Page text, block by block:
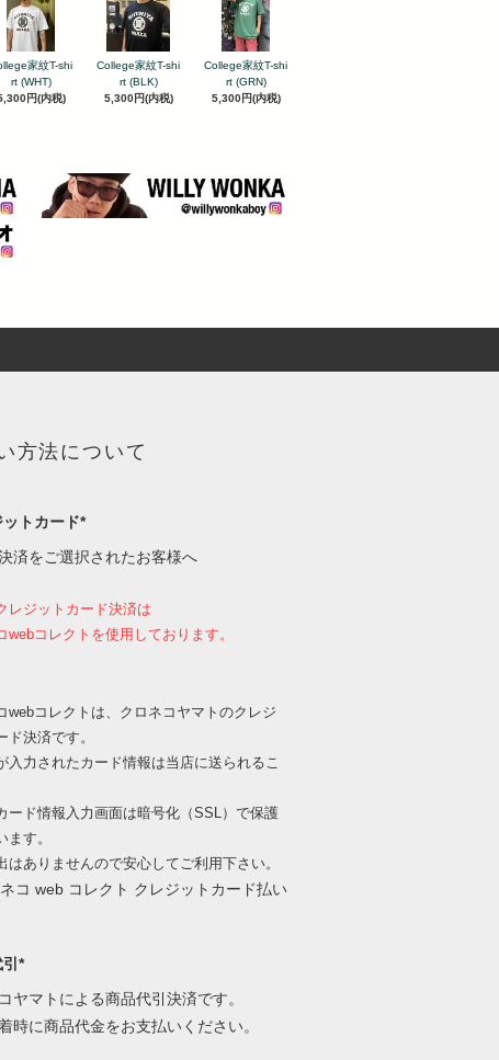
家紋T-shi
rt (WHT)
円(内税)
College家紋T-shi
rt (BLK)
5,300円(内税)
College家紋T-shi
rt (GRN)
5,300円(内税)
方法について
トカード*
済をご選択されたお客様へ
レジットカード決済は
webコレクトを使用しております。
webコレクトは、クロネコヤマトのクレジ
ド決済です。
入力されたカード情報は当店に送られるこ
ード情報入力画面は暗号化（SSL）で保護
ます。
はありませんので安心してご利用下さい。
引*
ヤマトによる商品代引決済です。
時に商品代金をお支払いください。